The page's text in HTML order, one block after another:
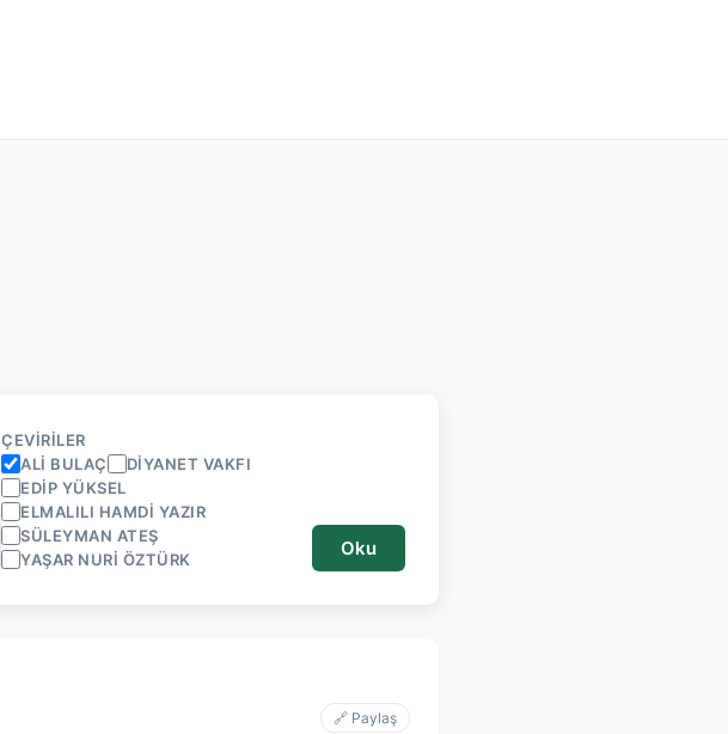
ÇEVIRILER
ALI BULAÇ
DIYANET VAKFI
EDIP YÜKSEL
ELMALILI HAMDI YAZIR
SÜLEYMAN ATEŞ
YAŞAR NURI ÖZTÜRK
Oku
🔗 Paylaş